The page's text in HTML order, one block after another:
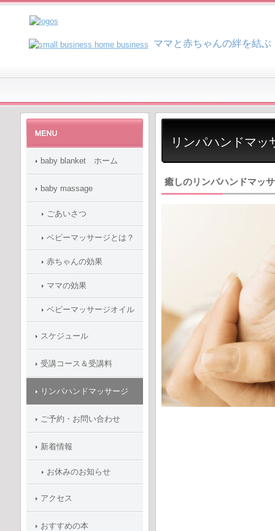
ママと赤ちゃんの絆を結
リンパハンドマッ
癒しのリンパハンドマッ
baby blanket ホーム
baby massage
ごあいさつ
ベビーマッサージとは？
赤ちゃんの効果
ママの効果
ベビーマッサージオイル
スケジュール
受講コース＆受講料
リンパハンドマッサージ
ご予約・お問い合わせ
新着情報
お休みのお知らせ
アクセス
おすすめの本